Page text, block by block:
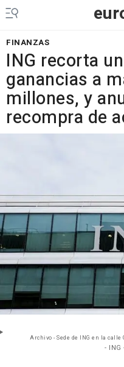
FINANZAS
ING recorta
ganancias a
millones, y
recompra de
Archivo - Sede de ING en la
- ING